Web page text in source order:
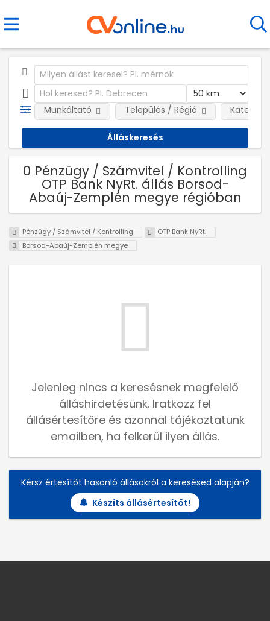
Munkáltató Település / Régió
0 Pénzügy / Számvitel / Kontrolling
OTP Bank NyRt. állás Borsod-
Abaúj-Zemplén megye régióban
Pénzügy / Számvitel / Kontrolling
OTP Bank NyRt.
Borsod-Abaúj-Zemplén megye
Jelenleg nincs a keresésnek megfelelő
álláshirdetésünk. Iratkozz fel
állásértesítőre és azonnal tájékoztatunk
emailben, ha felkerül ilyen állás.
Kérsz értesítőt hasonló állásokról a keresésed alapján?
Készíts állásértesítőt!